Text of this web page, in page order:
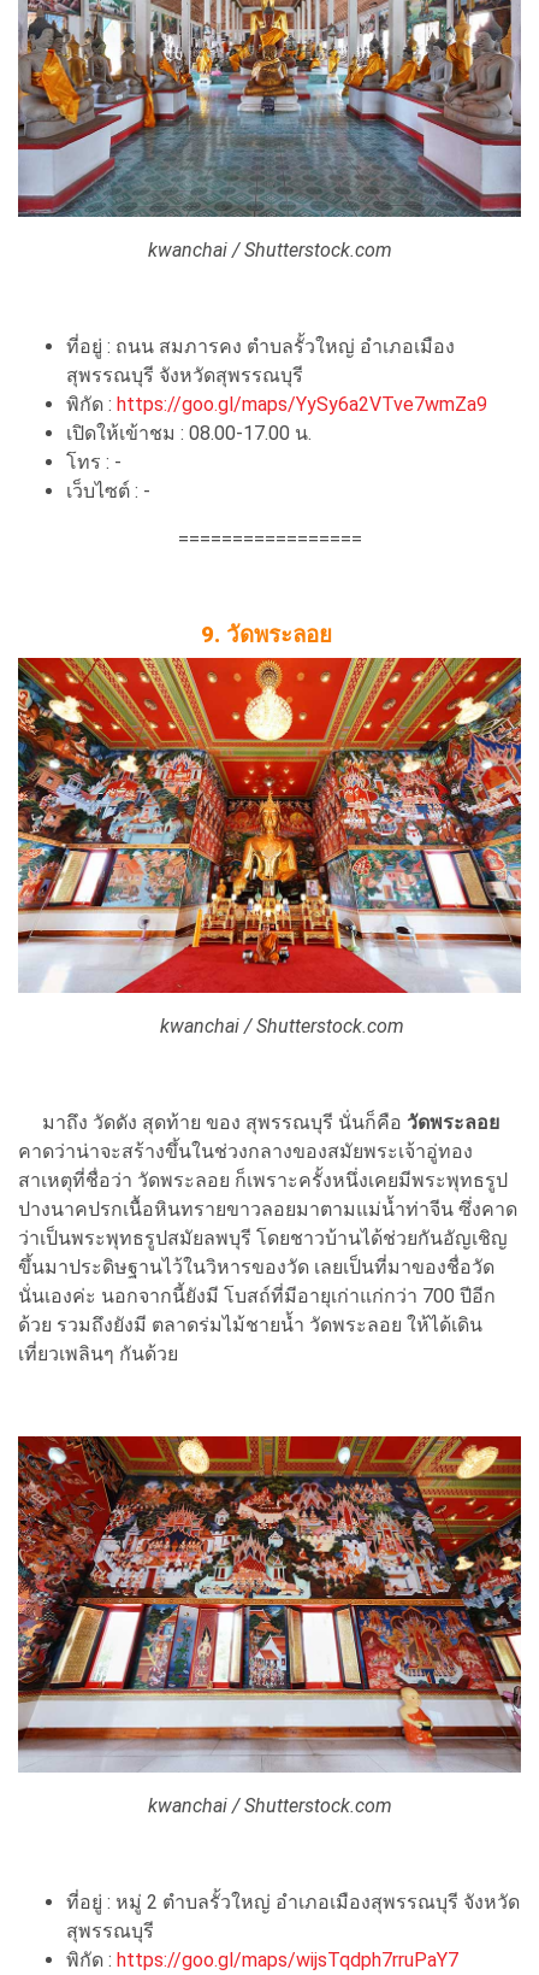
kwanchai / Shutterstock.com
ที่อยู่ : ถนน สมภารคง ตำบลรั้วใหญ่ อำเภอเมือง
สุพรรณบุรี จังหวัดสุพรรณบุรี
พิกัด : https://goo.gl/maps/YySy6a2VTve7wmZa9
เปิดให้เข้าชม : 08.00-17.00 น.
โทร : -
เว็บไซต์ : -
=================
9. วัดพระลอย
kwanchai / Shutterstock.com
มาถึง วัดดัง สุดท้าย ของ สุพรรณบุรี นั่นก็คือ วัดพระลอย
คาดว่าน่าจะสร้างขึ้นในช่วงกลางของสมัยพระเจ้าอู่ทอง
สาเหตุที่ชื่อว่า วัดพระลอย ก็เพราะครั้งหนึ่งเคยมีพระพุทธรูป
ปางนาคปรกเนื้อหินทรายขาวลอยมาตามแม่น้ำท่าจีน ซึ่งคาด
ว่าเป็นพระพุทธรูปสมัยลพบุรี โดยชาวบ้านได้ช่วยกันอัญเชิญ
ขึ้นมาประดิษฐานไว้ในวิหารของวัด เลยเป็นที่มาของชื่อวัด
นั่นเองค่ะ นอกจากนี้ยังมี โบสถ์ที่มีอายุเก่าแก่กว่า 700 ปีอีก
ด้วย รวมถึงยังมี ตลาดร่มไม้ชายน้ำ วัดพระลอย ให้ได้เดิน
เที่ยวเพลินๆ กันด้วย
kwanchai / Shutterstock.com
ที่อยู่ : หมู่ 2 ตำบลรั้วใหญ่ อำเภอเมืองสุพรรณบุรี จังหวัด
สุพรรณบุรี
พิกัด : https://goo.gl/maps/wijsTqdph7rruPaY7